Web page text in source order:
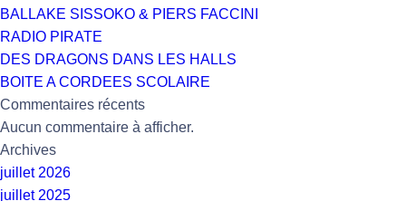
BALLAKE SISSOKO & PIERS FACCINI
RADIO PIRATE
DES DRAGONS DANS LES HALLS
BOITE A CORDEES SCOLAIRE
Commentaires récents
Aucun commentaire à afficher.
Archives
juillet 2026
juillet 2025